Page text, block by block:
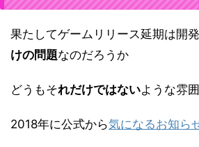
果たしてゲームリリース延期は開
けの問題なのだろうか
どうもそれだけではないような雰
2018年に公式から気になるお知ら